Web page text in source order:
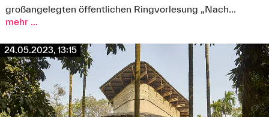
großangelegten öffentlichen Ringvorlesung „Nach...
mehr ...
24.05.2023, 13:15